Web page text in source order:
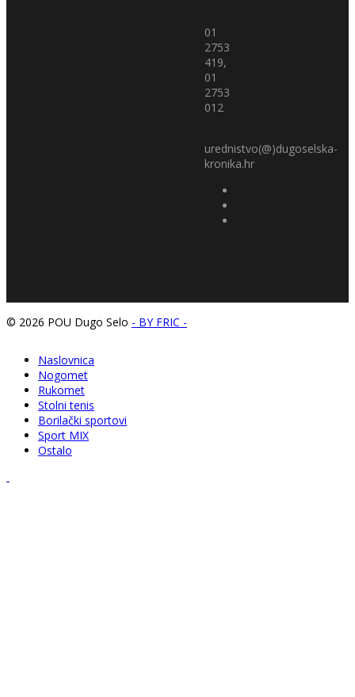
01
2753
419,
01
2753
012
urednistvo(@)dugoselska-
kronika.hr
© 2026 POU Dugo Selo - BY FRIC -
Naslovnica
Nogomet
Rukomet
Stolni tenis
Borilački sportovi
Sport MIX
Ostalo